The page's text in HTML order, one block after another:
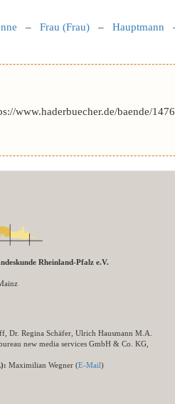
– Frau (Frau) – Hauptmann
www.haderbuecher.de/baende/
Rheinland-Pfalz e.V.
Dr. Regina Schäfer, Ulrich Hausmann M.A.
new media services GmbH & Co. KG,
Maximilian Wegner (E-Mail)